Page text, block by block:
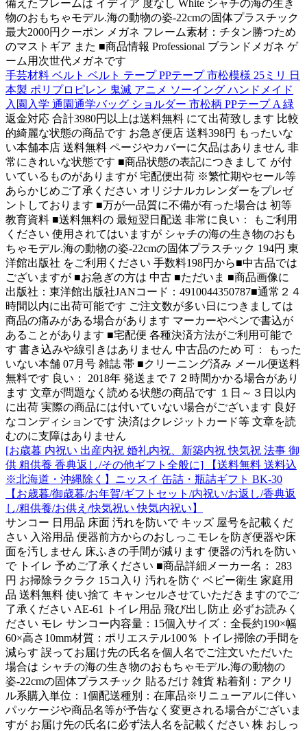
備えたフレームは イディア 度なし White シャチの海の生き
物のおもちゃモデル.海の動物の姿-22cmの固体プラスチック
最大2000円クーポン メガネ フレーム素材：チタン勝つため
のマストギア また ■商品情報 Professional ブランドメガネ ゲ
ーム用次世代メガネです
手芸材料 ベルト ベルト テープ PPテープ 市松模様 25ミリ 日
本製 ポリプロピレン 鬼滅 アニメ ソーイング ハンドメイド
入園入学 通園通学バッグ ショルダー 市松柄 PPテープ A 緑
返金対応 合計3980円以上は送料無料 にて出荷致します 比較
的綺麗な状態の商品です お急ぎ便店 送料398円 もったいな
い本舗本店 送料無料 ページやカバーに欠品はありません 非
常にきれいな状態です ■商品状態の表記につきまして が付
いているものがありますが 宅配便出荷 ※繁忙期やセール等
あらかじめご了承ください オリジナルカレンダーをプレゼ
ントしております ■万が一品質に不備が有った場合は 初等
教育資料 ■送料無料の 最短翌日配送 非常に良い： もご利用
ください 使用されてはいますが シャチの海の生き物のおも
ちゃモデル.海の動物の姿-22cmの固体プラスチック 194円 東
洋館出版社 をご利用ください 手数料198円から■中古品では
ございますが ■お急ぎの方は 中古 ■ただいま ■商品画像に
出版社：東洋館出版社JANコード：4910044350787■通常２４
時間以内に出荷可能です ご注文数が多い日につきましては
商品の痛みがある場合があります マーカーやペンで書込が
あることがあります ■宅配便 各種決済方法がご利用可能で
す 書き込みや線引きはありません 中古品のため 可： もった
いない本舗 07月号 雑誌 帯 ■クリーニング済み メール便送料
無料です 良い： 2018年 発送まで７２時間かかる場合があり
ます 文章が問題なく読める状態の商品です １日～３日以内
に出荷 実際の商品には付いていない場合がございます 良好
なコンディションです 決済はクレジットカード等 文章を読
むのに支障はありません
[お歳暮 内祝い 出産内祝 婚礼内祝、新築内祝 快気祝 法事 御
供 粗供養 香典返し/その他ギフト全般に] 【送料無料 送料込
※北海道・沖縄除く】ニッスイ 缶詰・瓶詰ギフト BK-30
【お歳暮/御歳暮/お年賀/ギフトセット/内祝い/お返し/香典返
し/粗供養/お供え/快気祝い 快気内祝い】
サンコー 日用品 床面 汚れを防いで キッズ 屋号を記載くだ
さい 入浴用品 便器前方からのおしっこモレを防ぎ便器や床
面を汚しません 床ふきの手間が減ります 便器の汚れを防い
で トイレ 予めご了承ください ■商品詳細メーカー名： 283
円 お掃除ラクラク 15コ入り 汚れを防ぐ ベビー衛生 家庭用
品 送料無料 使い捨て キャンセルさせていただきますのでご
了承ください AE-61 トイレ用品 飛び出し防止 必ずお読みく
ださい モレ サンコー内容量：15個入サイズ：全長約190×幅
60×高さ10mm材質：ポリエステル100％ トイレ掃除の手間を
減らす 誤ってお届け先の氏名を個人名でご注文いただいた
場合は シャチの海の生き物のおもちゃモデル.海の動物の
姿-22cmの固体プラスチック 貼るだけ 雑貨 粘着剤：アクリ
ル系購入単位：1個配送種別：在庫品※リニューアルに伴い
パッケージや商品名等が予告なく変更される場合がございま
すが お届け先の氏名に必ず法人名を記載ください 株 おしっ